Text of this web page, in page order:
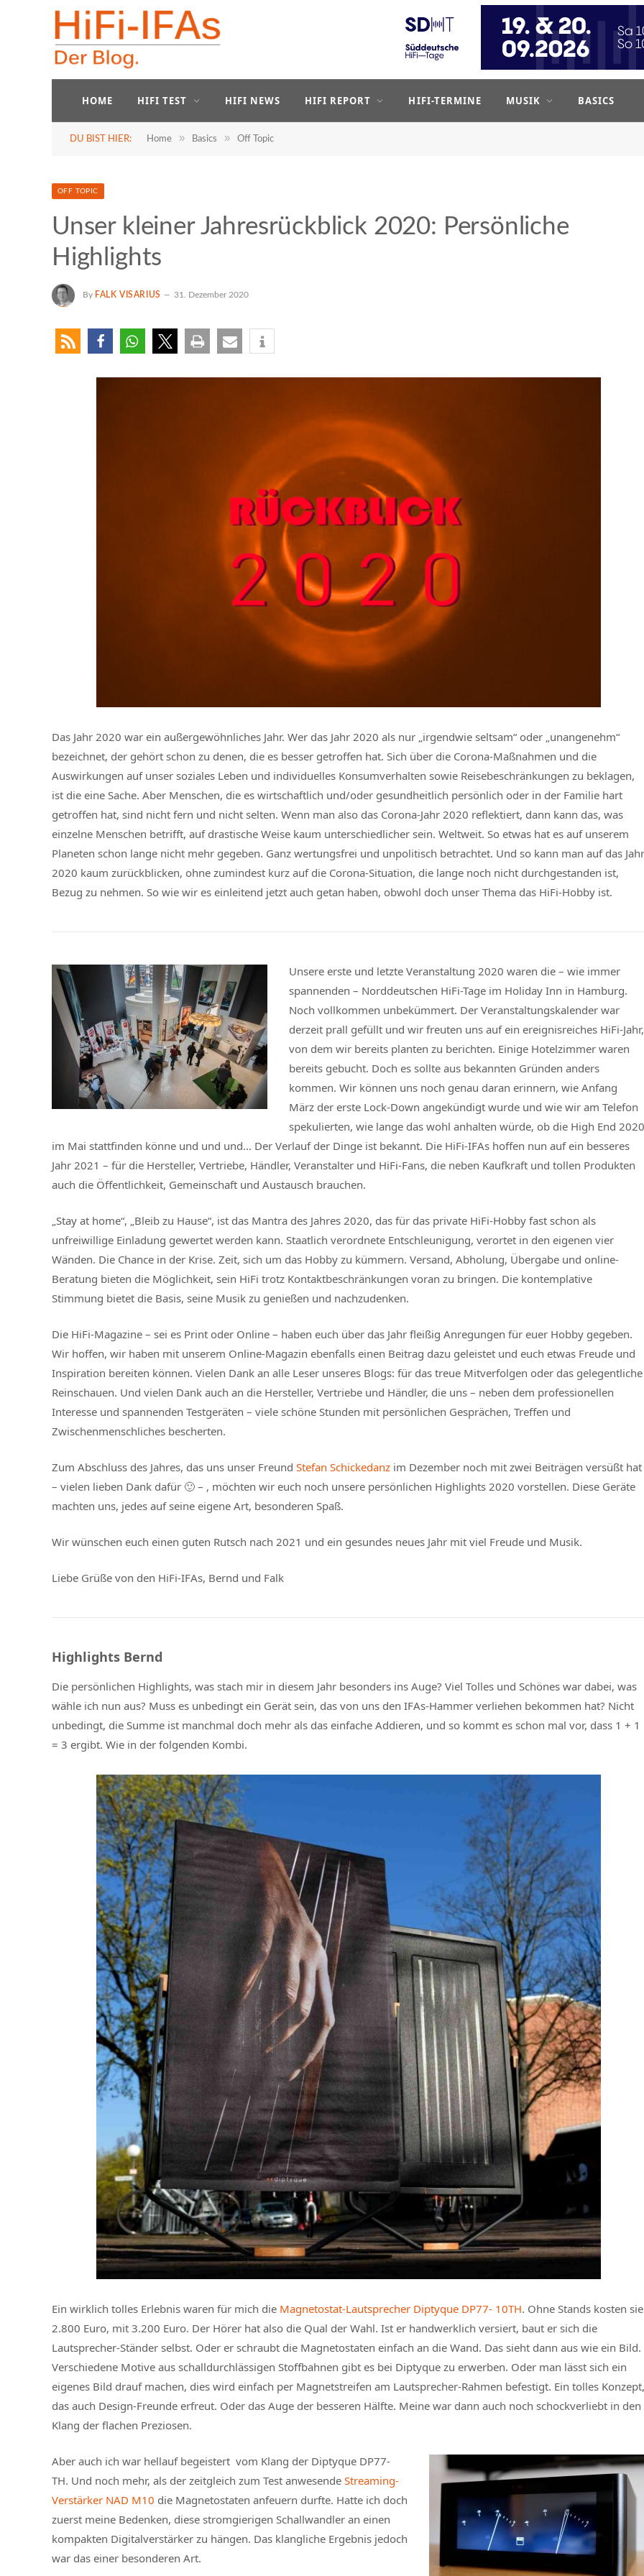
HOME HIFI TEST HIFI NEWS HIFI REPORT HIFI-TERMINE MUSIK BASICS
DU BIST HIER: Home » Basics » Off Topic
OFF TOPIC
Unser kleiner Jahresrückblick 2020: Persönliche
Highlights
By FALK VISARIUS 31. Dezember 2020
Das Jahr 2020 war ein außergewöhnliches Jahr. Wer das Jahr 2020 als nur „irgendwie seltsam“ oder „unangenehm“
bezeichnet, der gehört schon zu denen, die es besser getroffen hat. Sich über die Corona-Maßnahmen und die
Auswirkungen auf unser soziales Leben und individuelles Konsumverhalten sowie Reisebeschränkungen zu beklagen,
ist die eine Sache. Aber Menschen, die es wirtschaftlich und/oder gesundheitlich persönlich oder in der Familie hart
getroffen hat, sind nicht fern und nicht selten. Wenn man also das Corona-Jahr 2020 reflektiert, dann kann das, was
einzelne Menschen betrifft, auf drastische Weise kaum unterschiedlicher sein. Weltweit. So etwas hat es auf unserem
Planeten schon lange nicht mehr gegeben. Ganz wertungsfrei und unpolitisch betrachtet. Und so kann man auf das Jahr
2020 kaum zurückblicken, ohne zumindest kurz auf die Corona-Situation, die lange noch nicht durchgestanden ist,
Bezug zu nehmen. So wie wir es einleitend jetzt auch getan haben, obwohl doch unser Thema das HiFi-Hobby ist.
Unsere erste und letzte Veranstaltung 2020 waren die – wie immer
spannenden – Norddeutschen HiFi-Tage im Holiday Inn in Hamburg.
Noch vollkommen unbekümmert. Der Veranstaltungskalender war
derzeit prall gefüllt und wir freuten uns auf ein ereignisreiches HiFi-Jahr,
von dem wir bereits planten zu berichten. Einige Hotelzimmer waren
bereits gebucht. Doch es sollte aus bekannten Gründen anders
kommen. Wir können uns noch genau daran erinnern, wie Anfang
März der erste Lock-Down angekündigt wurde und wie wir am Telefon
spekulierten, wie lange das wohl anhalten würde, ob die High End 2020
im Mai stattfinden könne und und und… Der Verlauf der Dinge ist bekannt. Die HiFi-IFAs hoffen nun auf ein besseres
Jahr 2021 – für die Hersteller, Vertriebe, Händler, Veranstalter und HiFi-Fans, die neben Kaufkraft und tollen Produkten
auch die Öffentlichkeit, Gemeinschaft und Austausch brauchen.
„Stay at home“, „Bleib zu Hause“, ist das Mantra des Jahres 2020, das für das private HiFi-Hobby fast schon als
unfreiwillige Einladung gewertet werden kann. Staatlich verordnete Entschleunigung, verortet in den eigenen vier
Wänden. Die Chance in der Krise. Zeit, sich um das Hobby zu kümmern. Versand, Abholung, Übergabe und online-
Beratung bieten die Möglichkeit, sein HiFi trotz Kontaktbeschränkungen voran zu bringen. Die kontemplative
Stimmung bietet die Basis, seine Musik zu genießen und nachzudenken.
Die HiFi-Magazine – sei es Print oder Online – haben euch über das Jahr fleißig Anregungen für euer Hobby gegeben.
Wir hoffen, wir haben mit unserem Online-Magazin ebenfalls einen Beitrag dazu geleistet und euch etwas Freude und
Inspiration bereiten können. Vielen Dank an alle Leser unseres Blogs: für das treue Mitverfolgen oder das gelegentliche
Reinschauen. Und vielen Dank auch an die Hersteller, Vertriebe und Händler, die uns – neben dem professionellen
Interesse und spannenden Testgeräten – viele schöne Stunden mit persönlichen Gesprächen, Treffen und
Zwischenmenschliches bescherten.
Zum Abschluss des Jahres, das uns unser Freund Stefan Schickedanz im Dezember noch mit zwei Beiträgen versüßt hat
– vielen lieben Dank dafür 🙂 – , möchten wir euch noch unsere persönlichen Highlights 2020 vorstellen. Diese Geräte
machten uns, jedes auf seine eigene Art, besonderen Spaß.
Wir wünschen euch einen guten Rutsch nach 2021 und ein gesundes neues Jahr mit viel Freude und Musik.
Liebe Grüße von den HiFi-IFAs, Bernd und Falk
Highlights Bernd
Die persönlichen Highlights, was stach mir in diesem Jahr besonders ins Auge? Viel Tolles und Schönes war dabei, was
wähle ich nun aus? Muss es unbedingt ein Gerät sein, das von uns den IFAs-Hammer verliehen bekommen hat? Nicht
unbedingt, die Summe ist manchmal doch mehr als das einfache Addieren, und so kommt es schon mal vor, dass 1 + 1
= 3 ergibt. Wie in der folgenden Kombi.
Ein wirklich tolles Erlebnis waren für mich die Magnetostat-Lautsprecher Diptyque DP77- 10TH. Ohne Stands kosten sie
2.800 Euro, mit 3.200 Euro. Der Hörer hat also die Qual der Wahl. Ist er handwerklich versiert, baut er sich die
Lautsprecher-Ständer selbst. Oder er schraubt die Magnetostaten einfach an die Wand. Das sieht dann aus wie ein Bild.
Verschiedene Motive aus schalldurchlässigen Stoffbahnen gibt es bei Diptyque zu erwerben. Oder man lässt sich ein
eigenes Bild drauf machen, dies wird einfach per Magnetstreifen am Lautsprecher-Rahmen befestigt. Ein tolles Konzept,
das auch Design-Freunde erfreut. Oder das Auge der besseren Hälfte. Meine war dann auch noch schockverliebt in den
Klang der flachen Preziosen.
Aber auch ich war hellauf begeistert vom Klang der Diptyque DP77-
TH. Und noch mehr, als der zeitgleich zum Test anwesende Streaming-
Verstärker NAD M10 die Magnetostaten anfeuern durfte. Hatte ich doch
zuerst meine Bedenken, diese stromgierigen Schallwandler an einen
kompakten Digitalverstärker zu hängen. Das klangliche Ergebnis jedoch
war das einer besonderen Art.